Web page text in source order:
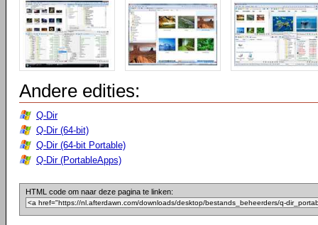
Andere edities:
Q-Dir
Q-Dir (64-bit)
Q-Dir (64-bit Portable)
Q-Dir (PortableApps)
HTML code om naar deze pagina te linken: